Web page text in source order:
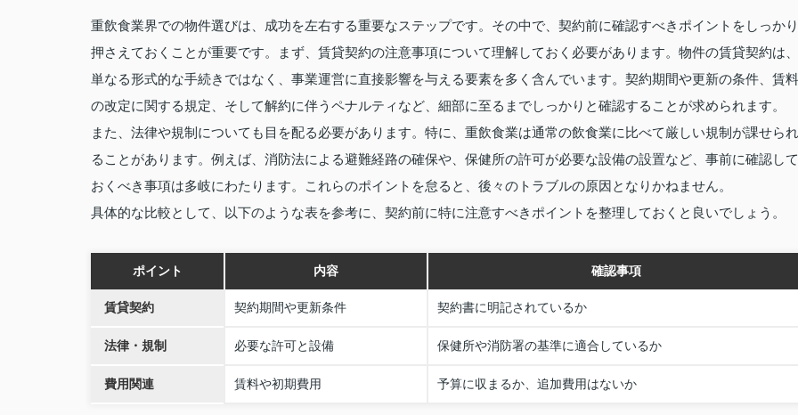
重飲食業界での物件選びは、成功を左右する重要なステップです。その中で、契約前に確認すべきポイントをしっかり
押さえておくことが重要です。まず、賃貸契約の注意事項について理解しておく必要があります。物件の賃貸契約は、
単なる形式的な手続きではなく、事業運営に直接影響を与える要素を多く含んでいます。契約期間や更新の条件、賃料
の改定に関する規定、そして解約に伴うペナルティなど、細部に至るまでしっかりと確認することが求められます。
また、法律や規制についても目を配る必要があります。特に、重飲食業は通常の飲食業に比べて厳しい規制が課せられ
ることがあります。例えば、消防法による避難経路の確保や、保健所の許可が必要な設備の設置など、事前に確認して
おくべき事項は多岐にわたります。これらのポイントを怠ると、後々のトラブルの原因となりかねません。
具体的な比較として、以下のような表を参考に、契約前に特に注意すべきポイントを整理しておくと良いでしょう。
ポイント 内容 確認事項
賃貸契約 契約期間や更新条件 契約書に明記されているか
法律・規制 必要な許可と設備 保健所や消防署の基準に適合しているか
費用関連 賃料や初期費用 予算に収まるか、追加費用はないか